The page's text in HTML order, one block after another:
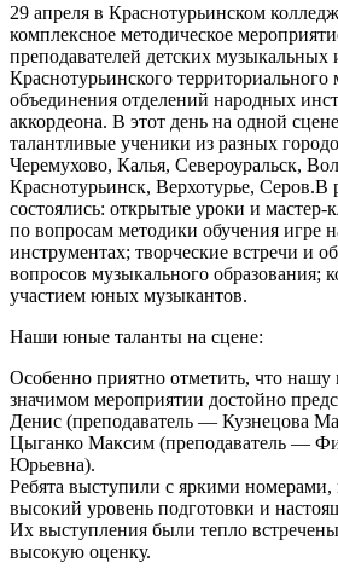
29 апреля в Краснотурьинском
комплексное методическое
преподавателей детских музыкальных
Краснотурьинского территориального
объединения отделений народных
аккордеона. В этот день на одной
талантливые ученики из разных
Черемухово, Калья, Североуральск,
Краснотурьинск, Верхотурье, Серов.В
состоялись: открытые уроки и
по вопросам методики обучения игре
инструментах; творческие встречи и
вопросов музыкального образования;
участием юных музыкантов.
Наши юные таланты на сцене:
Особенно приятно отметить, что нашу
значимом мероприятии достойно
Денис (преподаватель — Кузнецова
Цыганко Максим (преподаватель —
Юрьевна).
Ребята выступили с яркими номерами,
высокий уровень подготовки и
Их выступления были тепло
высокую оценку.